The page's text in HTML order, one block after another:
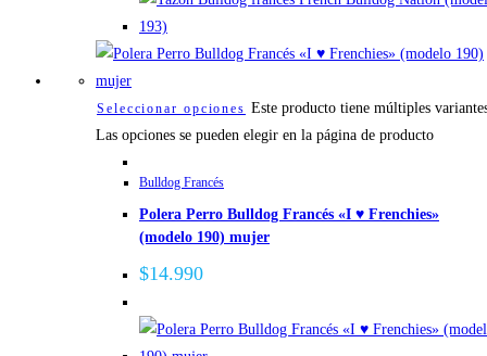
Seleccionar opciones Este producto tiene múltiples
Las opciones se pueden elegir en la página de producto
Bulldog Francés
Polera Perro Bulldog Francés «I ♥ Frenchies»
(modelo 190) mujer
$14.990